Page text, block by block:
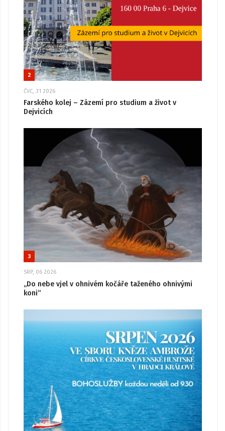
2
ČVC, 31 2026
Farského kolej – Zázemí pro studium a život v
Dejvicích
3
SRP, 06 2026
„Do nebe vjel v ohnivém kočáře taženého ohnivými
koni“